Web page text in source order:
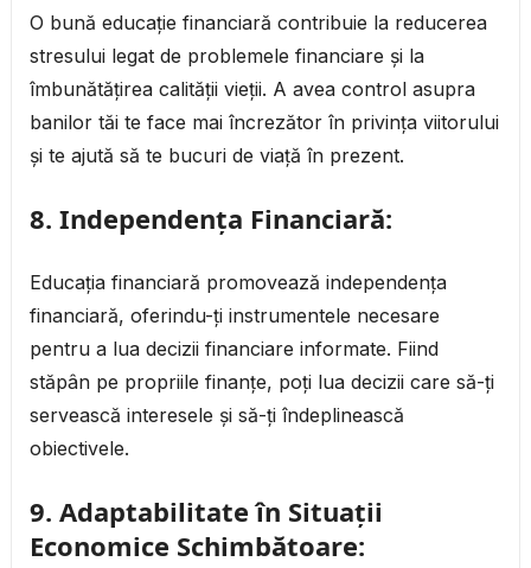
O bună educație financiară contribuie la reducerea
stresului legat de problemele financiare și la
îmbunătățirea calității vieții. A avea control asupra
banilor tăi te face mai încrezător în privința viitorului
și te ajută să te bucuri de viață în prezent.
8. Independența Financiară:
Educația financiară promovează independența
financiară, oferindu-ți instrumentele necesare
pentru a lua decizii financiare informate. Fiind
stăpân pe propriile finanțe, poți lua decizii care să-ți
servească interesele și să-ți îndeplinească
obiectivele.
9. Adaptabilitate în Situații
Economice Schimbătoare: